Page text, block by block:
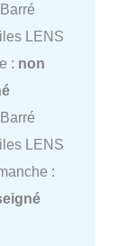
LENS
: non
LENS
: